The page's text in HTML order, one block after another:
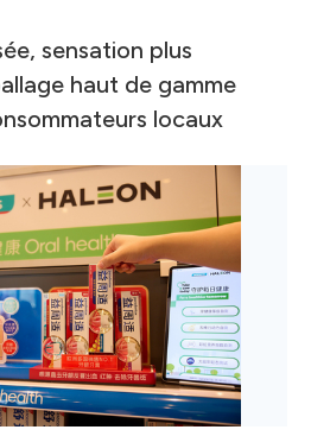
sensation plus
haut de gamme
locaux